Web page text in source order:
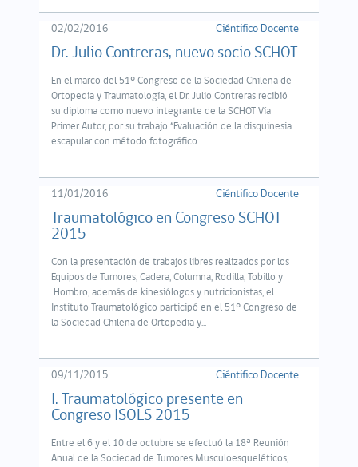
02/02/2016 Ciéntifico Docente
Dr. Julio Contreras, nuevo socio SCHOT
En el marco del 51º Congreso de la Sociedad Chilena de
Ortopedia y Traumatología, el Dr. Julio Contreras recibió
su diploma como nuevo integrante de la SCHOT Vía
Primer Autor, por su trabajo “Evaluación de la disquinesia
escapular con método fotográfico...
11/01/2016 Ciéntifico Docente
Traumatológico en Congreso SCHOT
2015
Con la presentación de trabajos libres realizados por los
Equipos de Tumores, Cadera, Columna, Rodilla, Tobillo y
Hombro, además de kinesiólogos y nutricionistas, el
Instituto Traumatológico participó en el 51º Congreso de
la Sociedad Chilena de Ortopedia y...
09/11/2015 Ciéntifico Docente
I. Traumatológico presente en
Congreso ISOLS 2015
Entre el 6 y el 10 de octubre se efectuó la 18ª Reunión
Anual de la Sociedad de Tumores Musculoesqueléticos,